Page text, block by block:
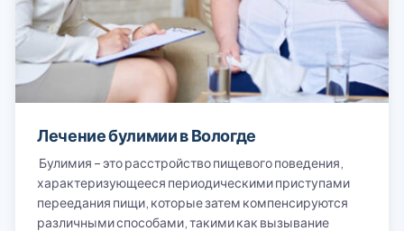
Лечение булимии в Вологде
Булимия – это расстройство пищевого поведения,
характеризующееся периодическими приступами
переедания пищи, которые затем компенсируются
различными способами, такими как вызывание